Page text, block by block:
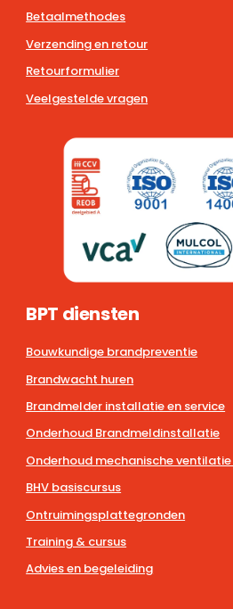
Betaalmethodes
Verzending en retour
Retourformulier
Veelgestelde vragen
BPT diensten
Bouwkundige brandpreventie
Brandwacht huren
Brandmelder installatie en service
Onderhoud Brandmeldinstallatie
Onderhoud mechanische
BHV basiscursus
Ontruimingsplattegronden
Training & cursus
Advies en begeleiding